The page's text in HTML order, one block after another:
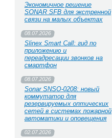
Экономичное решение
SONAR SFB для экстренной
связи на малых объектах
08.07.2026
Slinex Smart Call: гид по
приложению и
переадресации звонков на
смартфон
08.07.2026
Sonar SNSO-0208: новый
коммутатор для
резервируемых оптических
сетей в системах пожарной
автоматики и оповещения
02.07.2026